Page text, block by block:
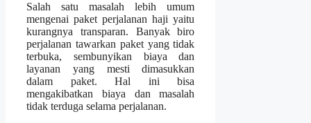
Salah satu masalah lebih umum
mengenai paket perjalanan haji yaitu
kurangnya transparan. Banyak biro
perjalanan tawarkan paket yang tidak
terbuka, sembunyikan biaya dan
layanan yang mesti dimasukkan
dalam paket. Hal ini bisa
mengakibatkan biaya dan masalah
tidak terduga selama perjalanan.